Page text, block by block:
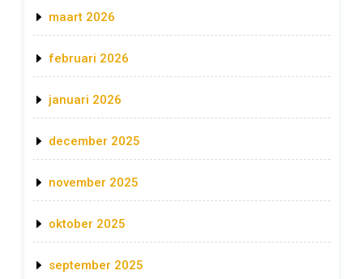
maart 2026
februari 2026
januari 2026
december 2025
november 2025
oktober 2025
september 2025